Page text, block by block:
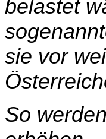
belastet
sie vor
So